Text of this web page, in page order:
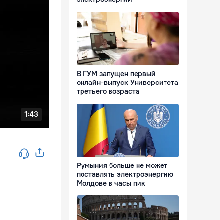
В ГУМ запущен первый
онлайн-выпуск Университета
третьего возраста
Румыния больше не может
поставлять электроэнергию
Молдове в часы пик